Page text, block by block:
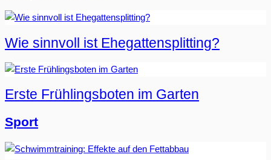
Wie sinnvoll ist Ehegattensplitting?
Erste Frühlingsboten im Garten
Sport